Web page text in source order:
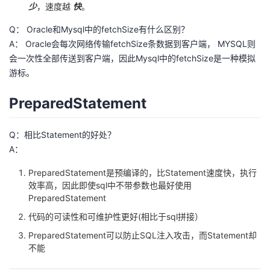
注
发
者
学
堂
的
课
程
我
的
认
我
的
我
Programs
的
支
持
我
技
术
支
的
云
声
少，速度越 快。
Q： Oracle和Mysql中的fetchSize有什么区别？
A： Oracle会每次网络传输fetchSize条数据到客户端， MYSQL则
会一次性全部传送到客户端，因此Mysql中的fetchSize是一种模拟
游标。
PreparedStatement
Q：相比Statement的好处？
A：
PreparedStatement是预编译的，比Statement速度快，执行
效率高，因此即使sql中不带参数也最好使用
PreparedStatement
代码的可读性和可维护性更好(相比于sql拼接）
PreparedStatement可以防止SQL注入攻击，而Statement却
不能